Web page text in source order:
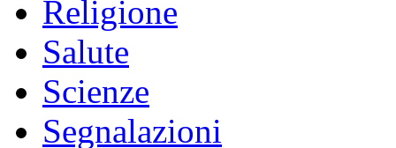
Religione
Salute
Scienze
Segnalazioni